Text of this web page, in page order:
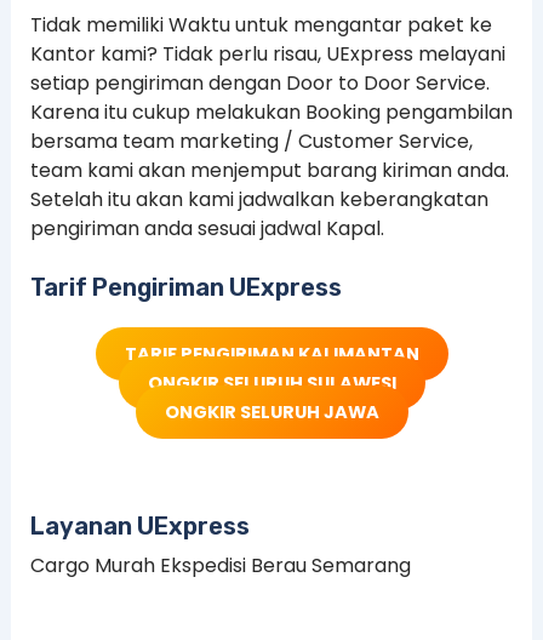
Tidak memiliki Waktu untuk mengantar paket ke
Kantor kami? Tidak perlu risau, UExpress melayani
setiap pengiriman dengan Door to Door Service.
Karena itu cukup melakukan Booking pengambilan
bersama team marketing / Customer Service,
team kami akan menjemput barang kiriman anda.
Setelah itu akan kami jadwalkan keberangkatan
pengiriman anda sesuai jadwal Kapal.
Tarif Pengiriman UExpress
TARIF PENGIRIMAN KALIMANTAN
ONGKIR SELURUH SULAWESI
ONGKIR SELURUH JAWA
Layanan UExpress
Cargo Murah Ekspedisi Berau Semarang